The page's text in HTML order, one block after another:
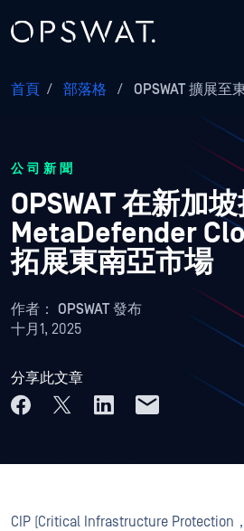
首頁 / 部落格 / OPSWAT 擴展至
公司新聞
OPSWAT 在新加
MetaDefender
拓展東南亞市場
作者： OPSWAT 發布
十月1, 2025
分享此文章
CIP (Critical Infrastructure Protection